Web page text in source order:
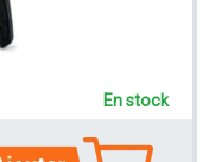
En stock